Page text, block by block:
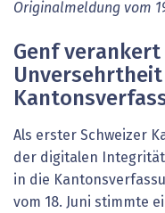
Originalmeldung vom
Genf
Als erster Schweizer
der digitalen
in die
vom 18. Juni stimmte